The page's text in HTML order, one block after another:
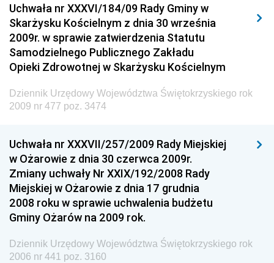
Elektronicznej
Dziennik Urzędowy Ministra Spraw Wewnętrznych i
Administracji
Dziennik Urzędowy Ministra Transportu
Dziennik Urzędowy Ministra Budownictwa
Dziennik Urzędowy Ministra Nauki i Szkolnictwa
Dziennik Urzędowy Głównego Urzędu Miar
Dziennik Urzędowy Ministra Rolnictwa i Rozwoju Wsi
Dziennik Urzędowy Ministra Edukacji Narodowej i
Sportu
Dziennik Urzędowy Ministra Edukacji i Nauki
Dziennik Urzędowy Ministra Edukacji Narodowej
Dziennik Urzędowy Ministra Gospodarki Morskiej
Uchwała nr XXXVI/184/09 Rady Gminy w
Skarżysku Kościelnym z dnia 30 września
2009r. w sprawie zatwierdzenia Statutu
Samodzielnego Publicznego Zakładu
Opieki Zdrowotnej w Skarżysku Kościelnym
Dziennik Urzędowy Województwa Świętokrzyskiego rok
2009 nr 477 poz. 3474
Uchwała nr XXXVII/257/2009 Rady Miejskiej
w Ożarowie z dnia 30 czerwca 2009r.
Zmiany uchwały Nr XXIX/192/2008 Rady
Miejskiej w Ożarowie z dnia 17 grudnia
2008 roku w sprawie uchwalenia budżetu
Gminy Ożarów na 2009 rok.
Dziennik Urzędowy Województwa Świętokrzyskiego rok
2006 nr 441 poz. 3160